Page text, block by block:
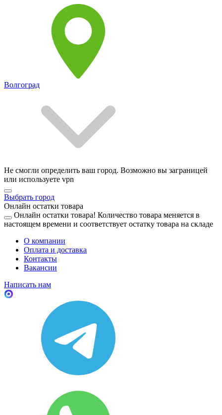
Волгоград
Не смогли определить ваш город. Возможно вы заграницей
или используете vpn
Выбрать город
Онлайн остатки товара
Онлайн остатки товара! Количество товара меняется в
настоящем времени и соответствует остатку товара на складе
О компании
Оплата и доставка
Контакты
Вакансии
Написать нам